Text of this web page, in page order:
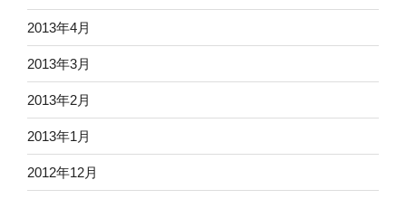
2013年4月
2013年3月
2013年2月
2013年1月
2012年12月